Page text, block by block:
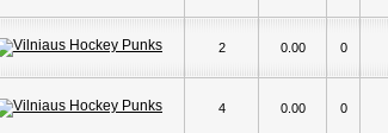
2 0.00 0
4 0.00 0